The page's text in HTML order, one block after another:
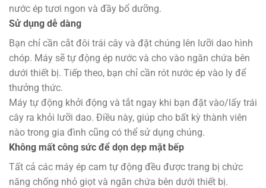
nước ép tươi ngon và đầy bổ dưỡng.
Sử dụng dễ dàng
Bạn chỉ cần cắt đôi trái cây và đặt chúng lên lưỡi dao hình
chóp. Máy sẽ tự động ép nước và cho vào ngăn chứa bên
dưới thiết bị. Tiếp theo, bạn chỉ cần rót nước ép vào ly để
thưởng thức.
Máy tự động khởi động và tắt ngay khi bạn đặt vào/lấy trái
cây ra khỏi lưỡi dao. Điều này, giúp cho bất kỳ thành viên
nào trong gia đình cũng có thể sử dụng chúng.
Không mất công sức để dọn dẹp mặt bếp
Tất cả các máy ép cam tự động đều được trang bị chức
năng chống nhỏ giọt và ngăn chứa bên dưới thiết bị.